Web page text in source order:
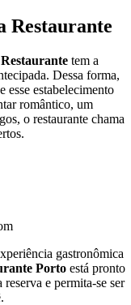
Restaurante
tem a
Dessa forma,
esse estabelecimento
romântico, um
o restaurante chama
gastronômica
Porto está pronto
reserva e permita-se ser